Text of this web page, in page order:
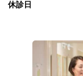
休診日